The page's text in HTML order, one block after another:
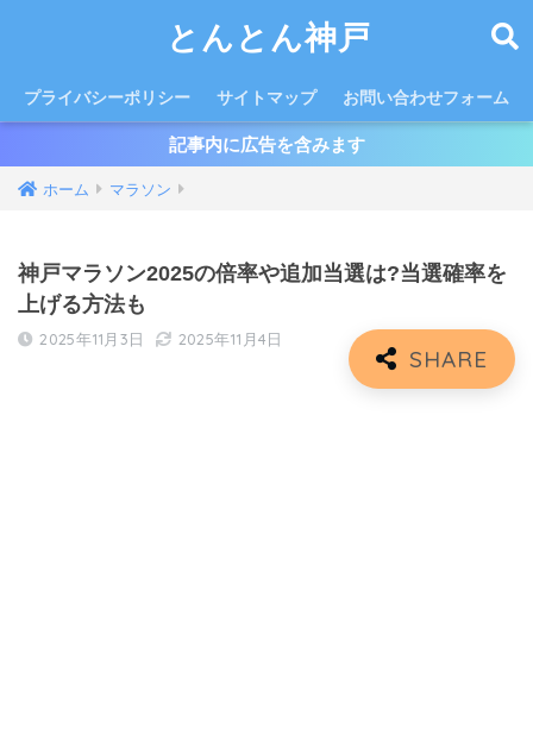
とんとん神戸
プライバシーポリシー サイトマップ お問い合わせフォーム
記事内に広告を含みます
ホーム マラソン
神戸マラソン2025の倍率や追加当選は?当選確率を
上げる方法も
2025年11月3日 2025年11月4日